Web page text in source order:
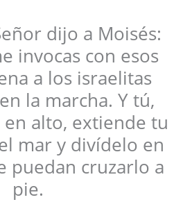
dijo a Moisés:
invocas con esos
a los israelitas
la marcha. Y tú,
alto, extiende tu
mar y divídelo en
puedan cruzarlo a
pie.